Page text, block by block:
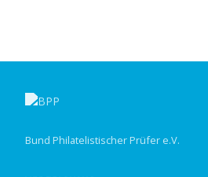
Bund Philatelistischer Prüfer e.V.